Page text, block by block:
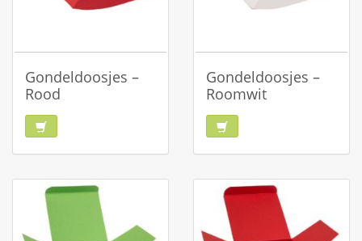
Gondeldoosjes –
Rood
Gondeldoosjes –
Roomwit